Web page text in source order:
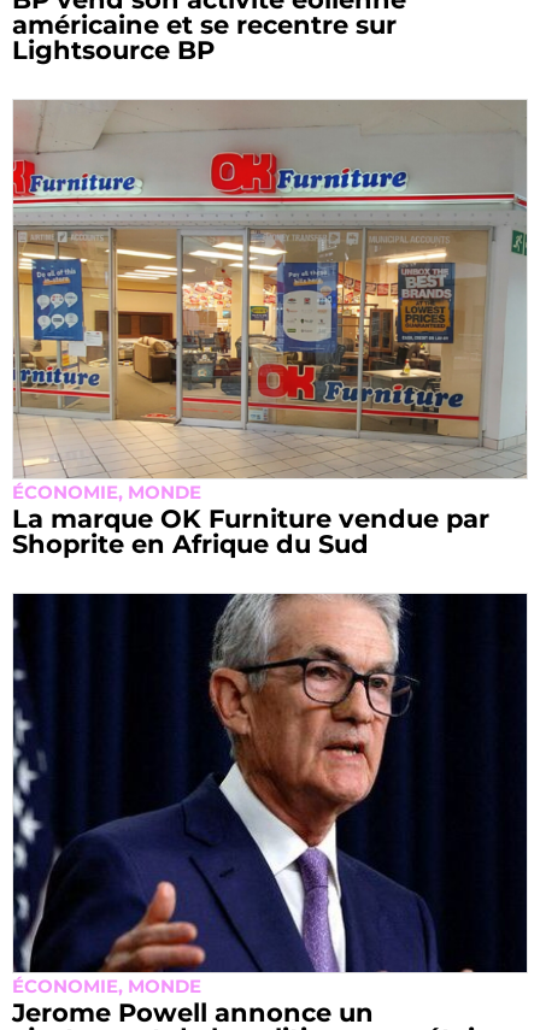
américaine et se recentre sur
Lightsource BP
ÉCONOMIE, MONDE
La marque OK Furniture vendue par
Shoprite en Afrique du Sud
ÉCONOMIE, MONDE
Jerome Powell annonce un